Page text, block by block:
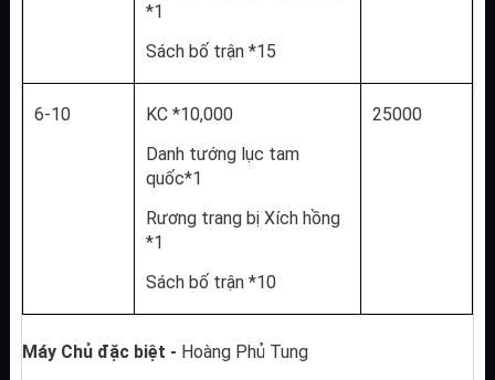
*1
Sách bố trận *15
6-10
KC *10,000
Danh tướng lục tam
quốc*1
Rương trang bị Xích hồng
*1
Sách bố trận *10
25000
Máy Chủ đặc biệt - Hoàng Phủ Tung